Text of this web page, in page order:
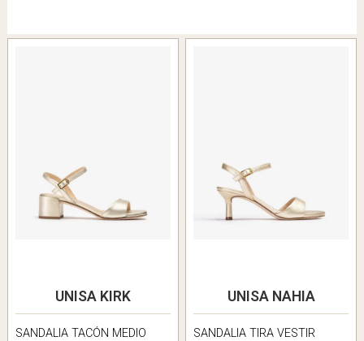
UNISA KIRK
SANDALIA TACÓN MEDIO
UNISA NAHIA
SANDALIA TIRA VESTIR